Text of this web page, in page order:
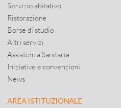
Servizio abitativo
Ristorazione
Borse di studio
Altri servizi
Assistenza Sanitaria
Iniziative e convenzioni
News
AREA ISTITUZIONALE